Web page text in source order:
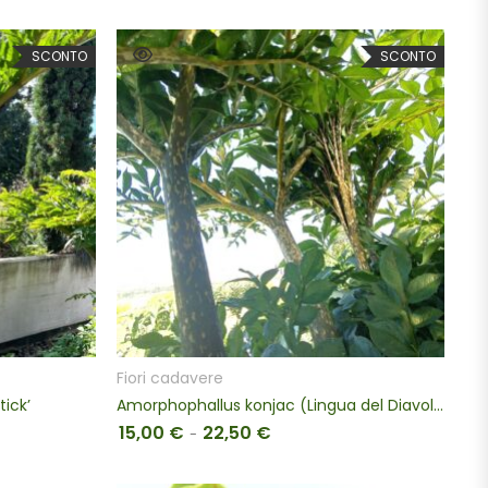
SCONTO
da 22,50 € a 60,00 €
SCONTO
SCEGLI
Fiori cadavere
Amorphophallus konjac (Lingua del Diavolo)
15,00 € - 22,50 €